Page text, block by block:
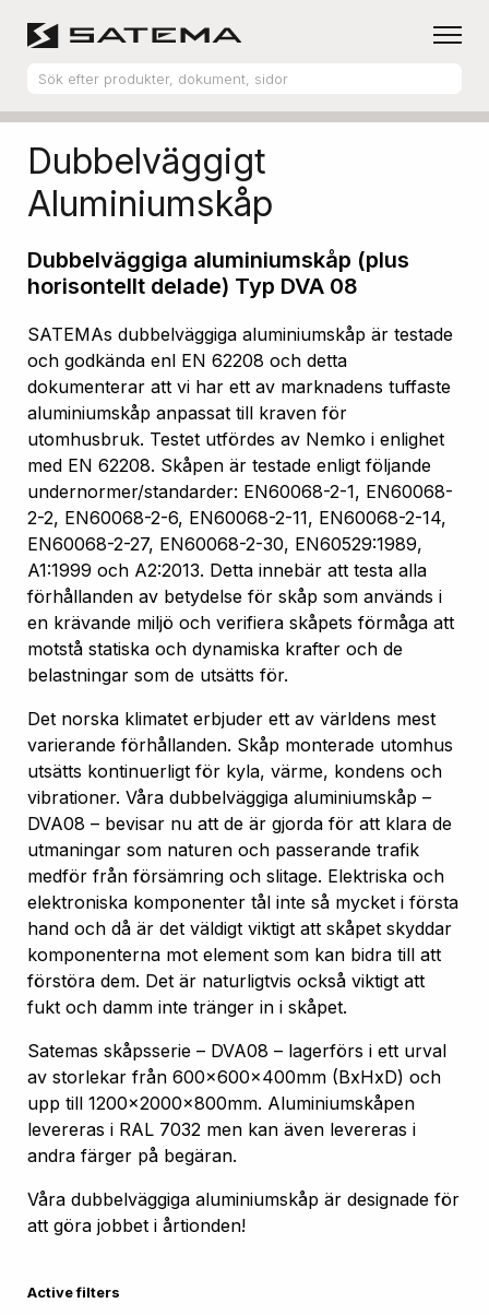
Produktsortiment Aluminiumskåp
Dubbelväggigt
Aluminiumskåp
Dubbelväggiga aluminiumskåp (plus
horisontellt delade) Typ DVA 08
SATEMAs dubbelväggiga aluminiumskåp är testade
och godkända enl EN 62208 och detta
dokumenterar att vi har ett av marknadens tuffaste
aluminiumskåp anpassat till kraven för
utomhusbruk. Testet utfördes av Nemko i enlighet
med EN 62208. Skåpen är testade enligt följande
undernormer/standarder: EN60068-2-1, EN60068-
2-2, EN60068-2-6, EN60068-2-11, EN60068-2-14,
EN60068-2-27, EN60068-2-30, EN60529:1989,
A1:1999 och A2:2013. Detta innebär att testa alla
förhållanden av betydelse för skåp som används i
en krävande miljö och verifiera skåpets förmåga att
motstå statiska och dynamiska krafter och de
belastningar som de utsätts för.
Det norska klimatet erbjuder ett av världens mest
varierande förhållanden. Skåp monterade utomhus
utsätts kontinuerligt för kyla, värme, kondens och
vibrationer. Våra dubbelväggiga aluminiumskåp –
DVA08 – bevisar nu att de är gjorda för att klara de
utmaningar som naturen och passerande trafik
medför från försämring och slitage. Elektriska och
elektroniska komponenter tål inte så mycket i första
hand och då är det väldigt viktigt att skåpet skyddar
komponenterna mot element som kan bidra till att
förstöra dem. Det är naturligtvis också viktigt att
fukt och damm inte tränger in i skåpet.
Satemas skåpsserie – DVA08 – lagerförs i ett urval
av storlekar från 600x600x400mm (BxHxD) och
upp till 1200x2000x800mm. Aluminiumskåpen
levereras i RAL 7032 men kan även levereras i
andra färger på begäran.
Våra dubbelväggiga aluminiumskåp är designade för
att göra jobbet i årtionden!
Active filters